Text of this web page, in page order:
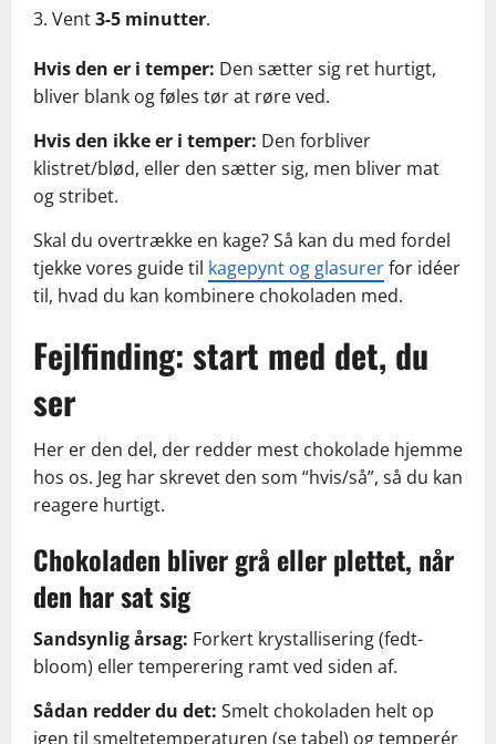
Vent3-5 minutter.
Hvis den er i temper: Den sætter sig ret hurtigt,
bliver blank og føles tør at røre ved.
Hvis den ikke er i temper: Den forbliver
klistret/blød, eller den sætter sig, men bliver mat
og stribet.
Skal du overtrække en kage? Så kan du med fordel
tjekke vores guide til kagepynt og glasurerfor idéer
til, hvad du kan kombinere chokoladen med.
Fejlfinding: start med det, du
ser
Her er den del, der redder mest chokolade hjemme
hos os. Jeg har skrevet den som “hvis/så”, så du kan
reagere hurtigt.
Chokoladen bliver grå eller plettet, når
den har sat sig
Sandsynlig årsag: Forkert krystallisering (fedt-
bloom) eller temperering ramt ved siden af.
Sådan redder du det: Smelt chokoladen helt op
igen til smeltetemperaturen (se tabel) og temperér